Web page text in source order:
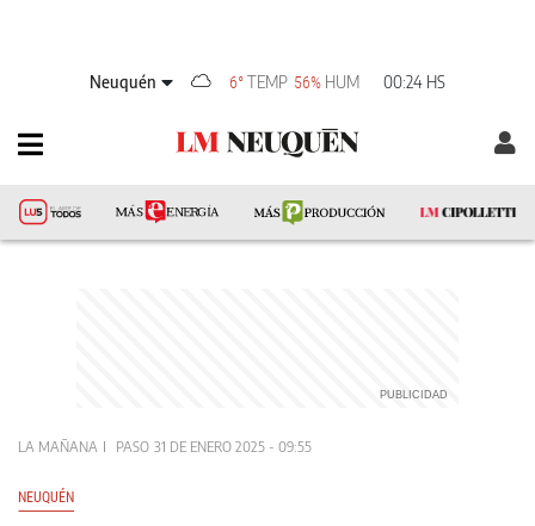
Neuquén 6° TEMP 56% HUM 00:24 HS
LA MAÑANA PASO 31 DE ENERO 2025 - 09:55
NEUQUÉN